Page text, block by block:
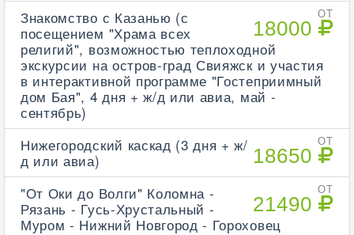
ОТ
18000
Знакомство с Казанью (с
посещением "Храма всех
религий", возможностью теплоходной
экскурсии на остров-град Свияжск и участия
в интерактивной программе "Гостеприимный
дом Бая", 4 дня + ж/д или авиа, май -
сентябрь)
ОТ
18650
Нижегородский каскад (3 дня + ж/
д или авиа)
ОТ
21490
"От Оки до Волги" Коломна -
Рязань - Гусь-Хрустальный -
Муром - Нижний Новгород - Гороховец